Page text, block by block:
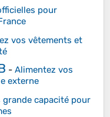
pour
vos vêtements et
- Alimentez vos
externe
grande capacité pour